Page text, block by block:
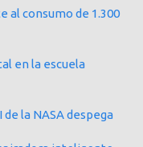
al consumo de 1.300
en la escuela
la NASA despega